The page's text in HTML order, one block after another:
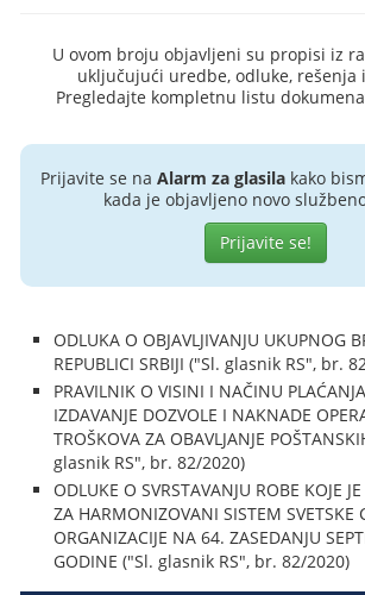
U ovom broju objavljeni su propisi iz
uključujući uredbe, odluke, rešenja
Pregledajte kompletnu listu
Prijavite se na Alarm za glasilakako
kada je objavljeno novo
Prijavite se!
ODLUKA O OBJAVLJIVANJU UKUPNOG
REPUBLICI SRBIJI ("Sl. glasnik RS", br.
PRAVILNIK O VISINI I NAČINU
IZDAVANJE DOZVOLE I NAKNADE
TROŠKOVA ZA OBAVLJANJE
glasnik RS", br. 82/2020)
ODLUKE O SVRSTAVANJU ROBE KOJE
ZA HARMONIZOVANI SISTEM SVETSKE
ORGANIZACIJE NA 64. ZASEDANJU
GODINE ("Sl. glasnik RS", br. 82/2020)